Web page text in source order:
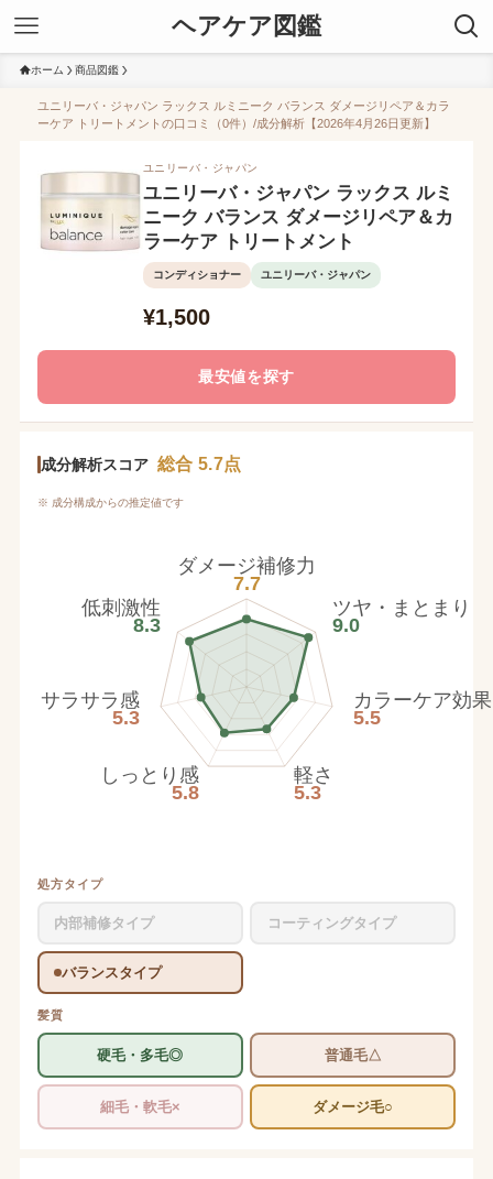
ヘアケア図鑑
ホーム 商品図鑑
ユニリーバ・ジャパン ラックス ルミニーク バランス ダメージリペア＆カラ
ーケア トリートメントの口コミ（0件）/成分解析【2026年4月26日更新】
ユニリーバ・ジャパン
ユニリーバ・ジャパン ラックス ルミ
ニーク バランス ダメージリペア＆カ
ラーケア トリートメント
コンディショナー ユニリーバ・ジャパン
¥1,500
最安値を探す
成分解析スコア 総合 5.7点
※ 成分構成からの推定値です
ダメージ補修力
7.7
ツヤ・まとまり
9.0
カラーケア効果
5.5
軽さ
5.3
しっとり感
5.8
サラサラ感
5.3
低刺激性
8.3
処方タイプ
内部補修タイプ コーティングタイプ
バランスタイプ
髪質
硬毛・多毛◎ 普通毛△
細毛・軟毛× ダメージ毛○